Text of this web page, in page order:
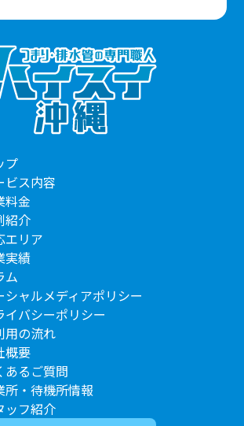
プ
ビス内容
料金
紹介
エリア
実績
ム
シャルメディアポリシー
イバシーポリシー
用の流れ
概要
あるご質問
所・待機所情報
ッフ紹介